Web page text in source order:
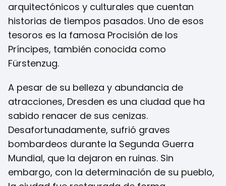
arquitectónicos y culturales que cuentan
historias de tiempos pasados. Uno de esos
tesoros es la famosa Procisión de los
Príncipes, también conocida como
Fürstenzug.
A pesar de su belleza y abundancia de
atracciones, Dresden es una ciudad que ha
sabido renacer de sus cenizas.
Desafortunadamente, sufrió graves
bombardeos durante la Segunda Guerra
Mundial, que la dejaron en ruinas. Sin
embargo, con la determinación de su pueblo,